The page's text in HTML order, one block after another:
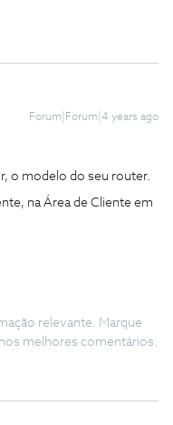
Forum|Forum|4 years ago
o modelo do seu router.
na Área de Cliente em
relevante. Marque
melhores comentários.